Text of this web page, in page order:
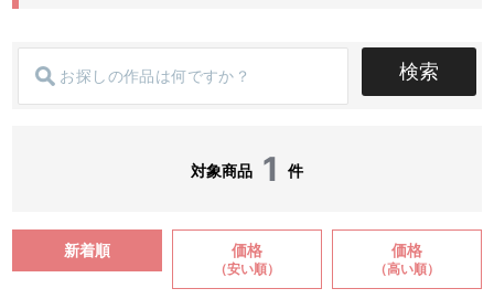
検索
対象商品 1 件
新着順 価格
（安い順）
価格
（高い順）